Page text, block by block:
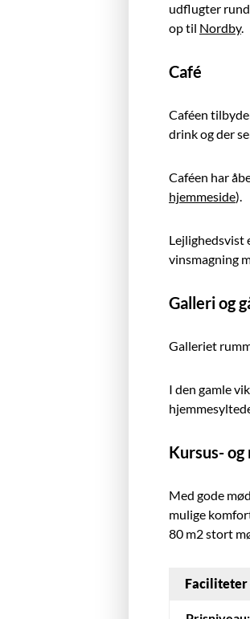
udflugter
op til Nordby.
Café
Caféen
drink og der
Caféen har
hjemmeside).
Lejlighedsvist
vinsmagning
Galleri og
Galleriet
I den gamle
Kursus- og
Med gode
mulige
80 m2 stort
Faciliteter